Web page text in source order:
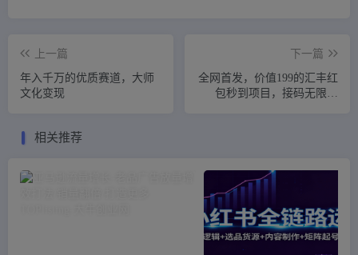
上一篇
年入千万的优质赛道，大师
文化变现
下一篇
全网首发，价值199的汇丰红
包秒到项目，接码无限撸
相关推荐